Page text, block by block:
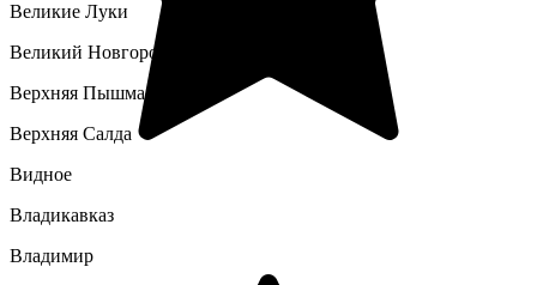
Великие Луки
Великий Новгород
Верхняя Пышма
Верхняя Салда
Видное
Владикавказ
Владимир